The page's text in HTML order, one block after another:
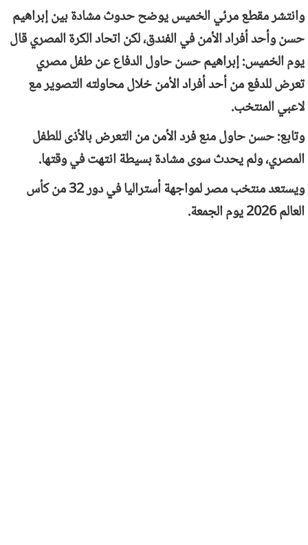
وانتشر مقطع مرئي الخميس يوضح حدوث مشادة بين إبراهيم
حسن وأحد أفراد الأمن في الفندق، لكن اتحاد الكرة المصري قال
يوم الخميس: إبراهيم حسن حاول الدفاع عن طفل مصري
تعرض للدفع من أحد أفراد الأمن خلال محاولته التصوير مع
لاعبي المنتخب.
وتابع: حسن حاول منع فرد الأمن من التعرض بالأذى للطفل
المصري، ولم يحدث سوى مشادة بسيطة انتهت في وقتها.
ويستعد منتخب مصر لمواجهة أستراليا في دور 32 من كأس
العالم 2026 يوم الجمعة.